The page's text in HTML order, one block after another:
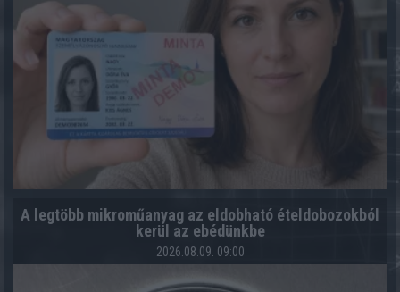
A legtöbb mikroműanyag az eldobható ételdobozokból
kerül az ebédünkbe
2026.08.09. 09:00